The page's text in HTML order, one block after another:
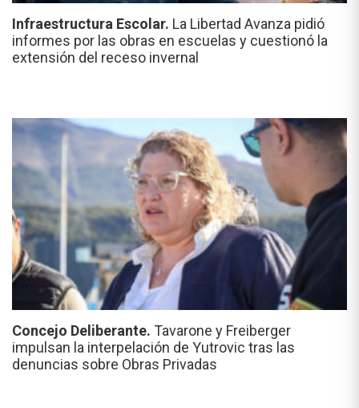
Infraestructura Escolar. La Libertad Avanza pidió
informes por las obras en escuelas y cuestionó la
extensión del receso invernal
Concejo Deliberante. Tavarone y Freiberger
impulsan la interpelación de Yutrovic tras las
denuncias sobre Obras Privadas